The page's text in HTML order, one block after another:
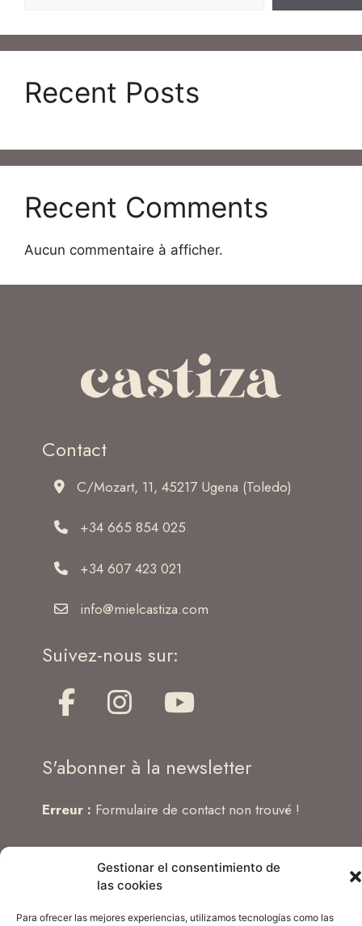
Gestionar el consentimiento de
las cookies
Para ofrecer las mejores experiencias, utilizamos tecnologías como las
Recent Posts
Recent Comments
Aucun commentaire à afficher.
Contact
C/Mozart, 11, 45217 Ugena (Toledo)
+34 665 854 025
+34 607 423 021
info@mielcastiza.com
Suivez-nous sur:
S'abonner à la newsletter
Erreur : Formulaire de contact non trouvé !
Términos y
Condiciones de
Política de
Privacidad
de
Legal